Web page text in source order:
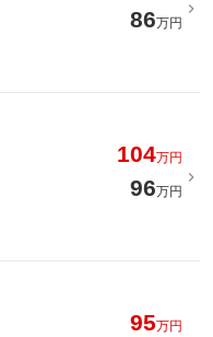
86万円
104万円
96万円
95万円